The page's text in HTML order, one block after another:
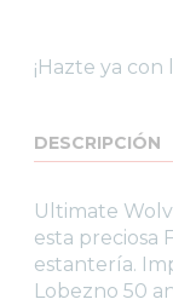
¡Hazte ya
DESCRIPCIÓN
Ultimate
esta preciosa
estantería.
Lobezno 50